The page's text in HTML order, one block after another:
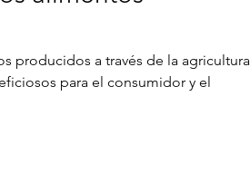
producidos a través de la agricultura
para el consumidor y el